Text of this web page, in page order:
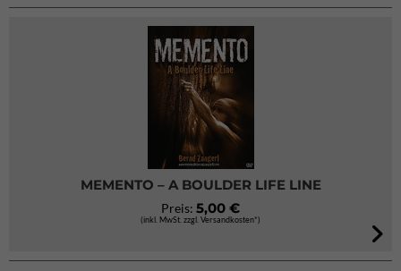
MEMENTO – A BOULDER LIFE LINE
Preis: 5,00 €
(inkl. MwSt. zzgl. Versandkosten*)